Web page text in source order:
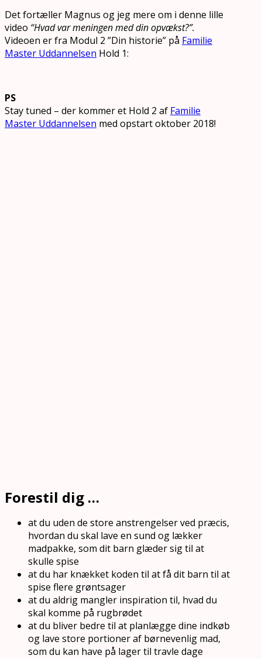
Det fortæller Magnus og jeg mere om i denne lille
video “Hvad var meningen med din opvækst?”.
Videoen er fra Modul 2 ”Din historie” på Familie
Master Uddannelsen Hold 1:
PS
Stay tuned – der kommer et Hold 2 af Familie
Master Uddannelsen med opstart oktober 2018!
Forestil dig …
at du uden de store anstrengelser ved præcis,
hvordan du skal lave en sund og lækker
madpakke, som dit barn glæder sig til at
skulle spise
at du har knækket koden til at få dit barn til at
spise flere grøntsager
at du aldrig mangler inspiration til, hvad du
skal komme på rugbrødet
at du bliver bedre til at planlægge dine indkøb
og lave store portioner af børnevenlig mad,
som du kan have på lager til travle dage